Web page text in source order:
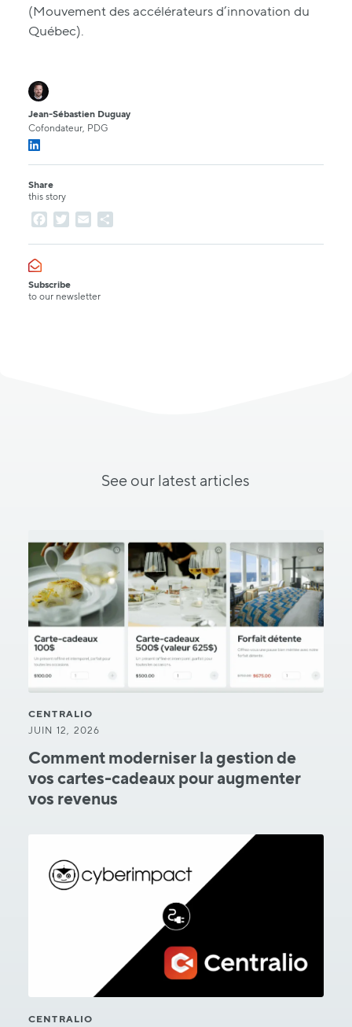
(Mouvement des accélérateurs d’innovation du
Québec).
Jean-Sébastien Duguay
Cofondateur, PDG
Share
this story
Facebook
Twitter
Email
Subscribe
to our newsletter
Seeourlatestarticles
CENTRALIO
JUIN 12, 2026
Comment moderniser la gestion de
vos cartes-cadeaux pour augmenter
vos revenus
CENTRALIO